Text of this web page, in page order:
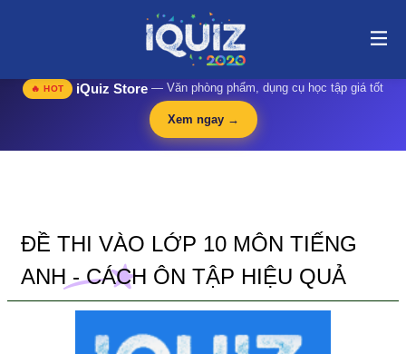
Đề thi vào lớp 10 môn tiếng Anh - Cách ôn tập hiệu quả | i-
quiz.vn@stop article@stop
🛍️
🔥 HOT iQuiz Store — Văn phòng phẩm, dụng cụ học tập giá tốt
Xem ngay →
ĐỀ THI VÀO LỚP 10 MÔN TIẾNG
ANH - CÁCH ÔN TẬP HIỆU QUẢ